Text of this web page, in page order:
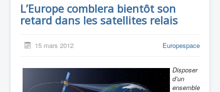
L’Europe comblera bientôt son
retard dans les satellites relais
15 mars 2012 Europespace
Disposer
d’un
ensemble